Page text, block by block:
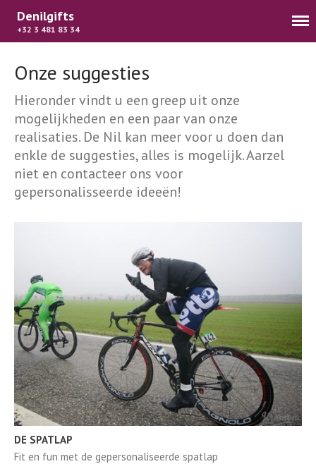
Home
Webshop
Suggesties
Wat we doen
Denilgifts
+32 3 481 83 34
Onze suggesties
Hieronder vindt u een greep uit onze
mogelijkheden en een paar van onze
realisaties. De Nil kan meer voor u doen dan
enkle de suggesties, alles is mogelijk. Aarzel
niet en contacteer ons voor
gepersonalisseerde ideeën!
DE SPATLAP
Fit en fun met de gepersonaliseerde spatlap